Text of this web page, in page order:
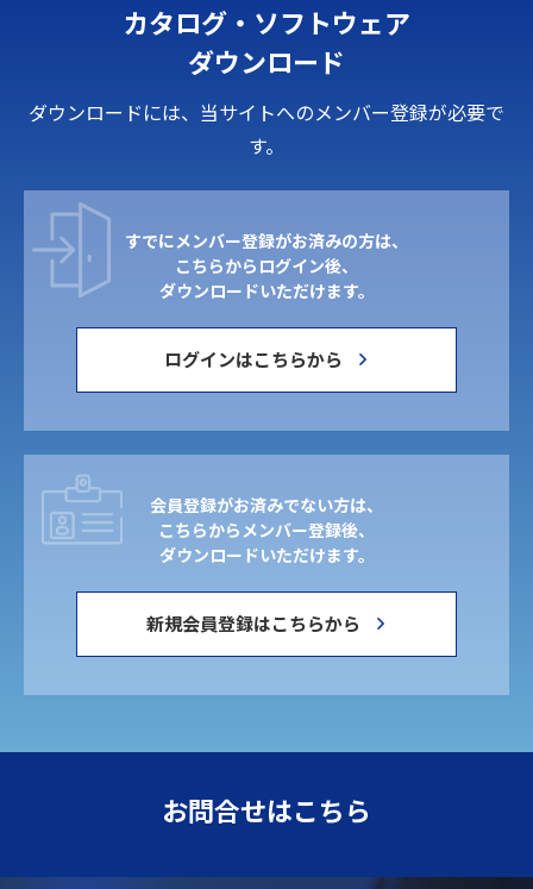
カタログ・ソフトウェア
ダウンロード
ダウンロードには、当サイトへのメンバー登録が必要で
す。
すでにメンバー登録がお済みの方は、
こちらからログイン後、
ダウンロードいただけます。
ログインはこちらから
会員登録がお済みでない方は、
こちらからメンバー登録後、
ダウンロードいただけます。
新規会員登録はこちらから
お問合せはこちら